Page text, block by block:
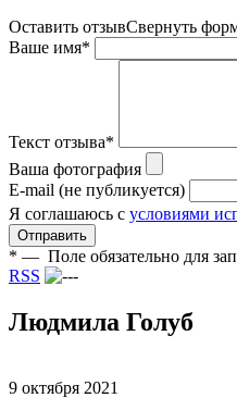
Оставить отзывСвернуть
Ваше имя*
Текст отзыва*
Ваша фотография
E-mail (не публикуется)
Я соглашаюсь c условиями
Отправить
* — Поле обязательно для
RSS
Людмила Голуб
9 октября 2021